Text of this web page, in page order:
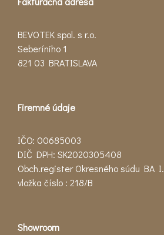
BEVOTEK spol. s r.o.
Seberíniho 1
821 03 BRATISLAVA
Firemné údaje
IČO: 00685003
DIČ DPH: SK2020305408
Obch.register Okresného súdu BA I.
vložka číslo : 218/B
Showroom